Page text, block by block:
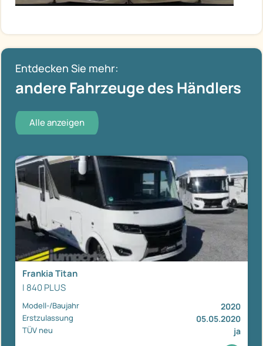
Entdecken Sie mehr:
andere Fahrzeuge des Händlers
Alle anzeigen
Frankia Titan
I 840 PLUS
Modell-/Baujahr 2020
Erstzulassung 05.05.2020
TÜV neu ja